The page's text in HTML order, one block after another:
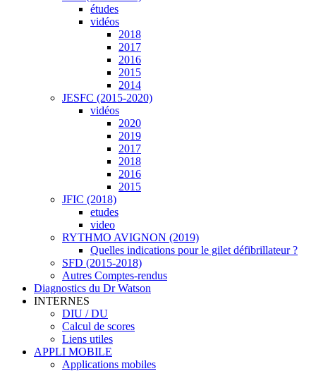
études
vidéos
2018
2017
2016
2015
2014
JESFC (2015-2020)
vidéos
2020
2019
2017
2018
2016
2015
JFIC (2018)
etudes
video
RYTHMO AVIGNON (2019)
Quelles indications pour le gilet défibrillateur ?
SFD (2015-2018)
Autres Comptes-rendus
Diagnostics du Dr Watson
INTERNES
DIU / DU
Calcul de scores
Liens utiles
APPLI MOBILE
Applications mobiles